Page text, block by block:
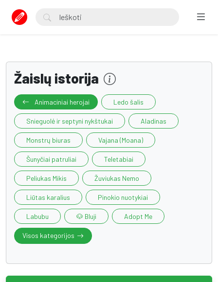
Žaislų istorija
Animaciniai herojai Ledo šalis
Snieguolė ir septyni nykštukai Aladinas
Monstrų biuras Vajana (Moana)
Šunyčiai patruliai Teletabiai
Peliukas Mikis Žuviukas Nemo
Liūtas karalius Pinokio nuotykiai
Labubu 🐶 Bluji Adopt Me
Visos kategorijos